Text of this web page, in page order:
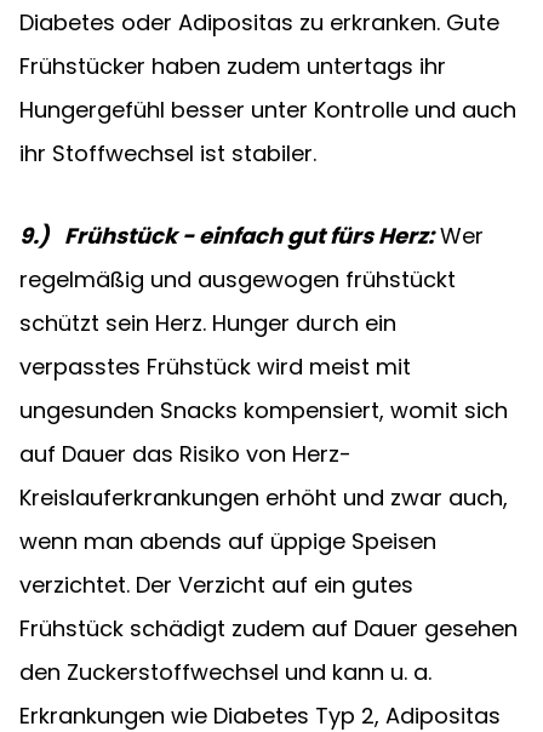
Diabetes oder Adipositas zu erkranken. Gute
Frühstücker haben zudem untertags ihr
Hungergefühl besser unter Kontrolle und auch
ihr Stoffwechsel ist stabiler.
9.)   Frühstück - einfach gut fürs Herz: Wer
regelmäßig und ausgewogen frühstückt
schützt sein Herz. Hunger durch ein
verpasstes Frühstück wird meist mit
ungesunden Snacks kompensiert, womit sich
auf Dauer das Risiko von Herz-
Kreislauferkrankungen erhöht und zwar auch,
wenn man abends auf üppige Speisen
verzichtet. Der Verzicht auf ein gutes
Frühstück schädigt zudem auf Dauer gesehen
den Zuckerstoffwechsel und kann u. a.
Erkrankungen wie Diabetes Typ 2, Adipositas